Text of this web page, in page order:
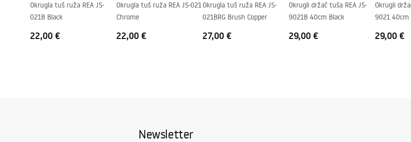
Okrugla tuš ruža REA JS-
021B Black
22,00 €
Okrugla tuš ruža REA JS-021
Chrome
22,00 €
Okrugla tuš ruža REA JS-
021BRG Brush Copper
27,00 €
Okrugli držač tuša REA JS-
9021B 40cm Black
29,00 €
Okrugli
9021 40cm
29,00 €
Newsletter